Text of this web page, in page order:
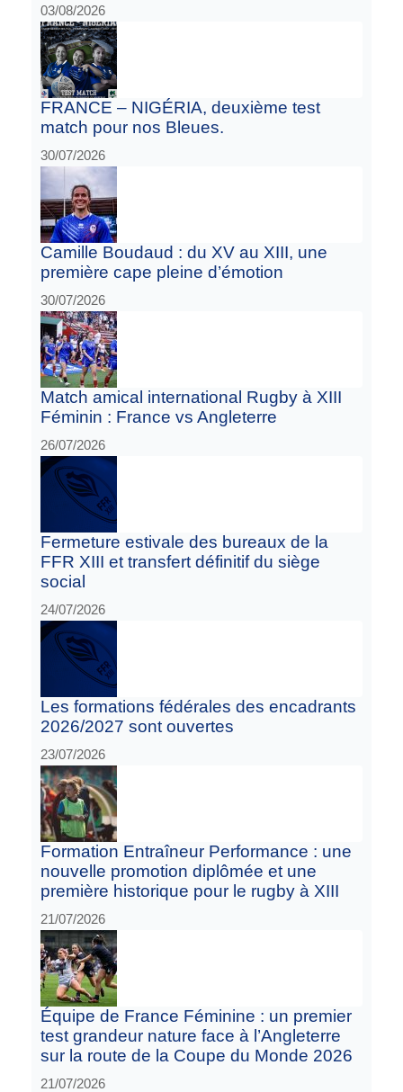
03/08/2026
FRANCE – NIGÉRIA, deuxième test
match pour nos Bleues.
30/07/2026
Camille Boudaud : du XV au XIII, une
première cape pleine d’émotion
30/07/2026
Match amical international Rugby à XIII
Féminin : France vs Angleterre
26/07/2026
Fermeture estivale des bureaux de la
FFR XIII et transfert définitif du siège
social
24/07/2026
Les formations fédérales des encadrants
2026/2027 sont ouvertes
23/07/2026
Formation Entraîneur Performance : une
nouvelle promotion diplômée et une
première historique pour le rugby à XIII
21/07/2026
Équipe de France Féminine : un premier
test grandeur nature face à l’Angleterre
sur la route de la Coupe du Monde 2026
21/07/2026